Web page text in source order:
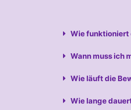
Wie funktioniert
Wann muss ich
Wie läuft die
Wie lange